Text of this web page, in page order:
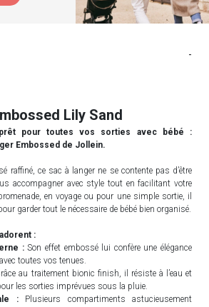
-
Lily Sand
pour toutes vos sorties avec bébé :
Embossed de Jollein.
raffiné, ce sac à langer ne se contente pas d’être
accompagner avec style tout en facilitant votre
en voyage ou pour une simple sortie, il
garder tout le nécessaire de bébé bien organisé.
:
:Son effet embossé lui confère une élégance
toutes vos tenues.
au traitement bionic finish, il résiste à l’eau et
les sorties imprévues sous la pluie.
:Plusieurs compartiments astucieusement